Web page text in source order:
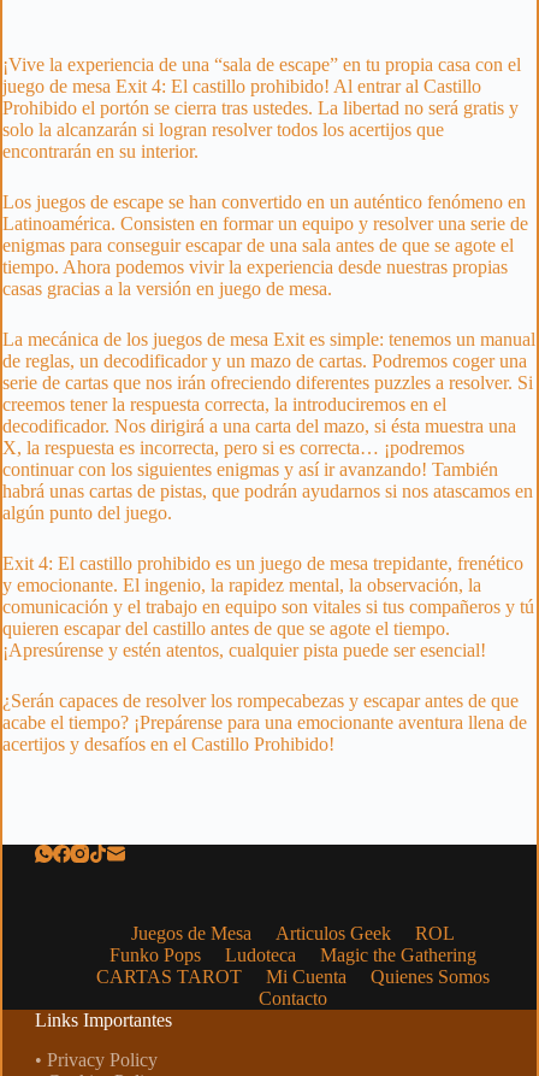
¡Vive la experiencia de una “sala de escape” en tu propia casa con el
juego de mesa Exit 4: El castillo prohibido! Al entrar al Castillo
Prohibido el portón se cierra tras ustedes. La libertad no será gratis y
solo la alcanzarán si logran resolver todos los acertijos que
encontrarán en su interior.
Los juegos de escape se han convertido en un auténtico fenómeno en
Latinoamérica. Consisten en formar un equipo y resolver una serie de
enigmas para conseguir escapar de una sala antes de que se agote el
tiempo. Ahora podemos vivir la experiencia desde nuestras propias
casas gracias a la versión en juego de mesa.
La mecánica de los juegos de mesa Exit es simple: tenemos un manual
de reglas, un decodificador y un mazo de cartas. Podremos coger una
serie de cartas que nos irán ofreciendo diferentes puzzles a resolver. Si
creemos tener la respuesta correcta, la introduciremos en el
decodificador. Nos dirigirá a una carta del mazo, si ésta muestra una
X, la respuesta es incorrecta, pero si es correcta… ¡podremos
continuar con los siguientes enigmas y así ir avanzando! También
habrá unas cartas de pistas, que podrán ayudarnos si nos atascamos en
algún punto del juego.
Exit 4: El castillo prohibido es un juego de mesa trepidante, frenético
y emocionante. El ingenio, la rapidez mental, la observación, la
comunicación y el trabajo en equipo son vitales si tus compañeros y tú
quieren escapar del castillo antes de que se agote el tiempo.
¡Apresúrense y estén atentos, cualquier pista puede ser esencial!
¿Serán capaces de resolver los rompecabezas y escapar antes de que
acabe el tiempo? ¡Prepárense para una emocionante aventura llena de
acertijos y desafíos en el Castillo Prohibido!
Juegos de Mesa Articulos Geek
ROL
Funko Pops
Ludoteca
Magic the Gathering
CARTAS TAROT
Mi Cuenta
Quienes Somos
Contacto
Links Importantes
• Privacy Policy